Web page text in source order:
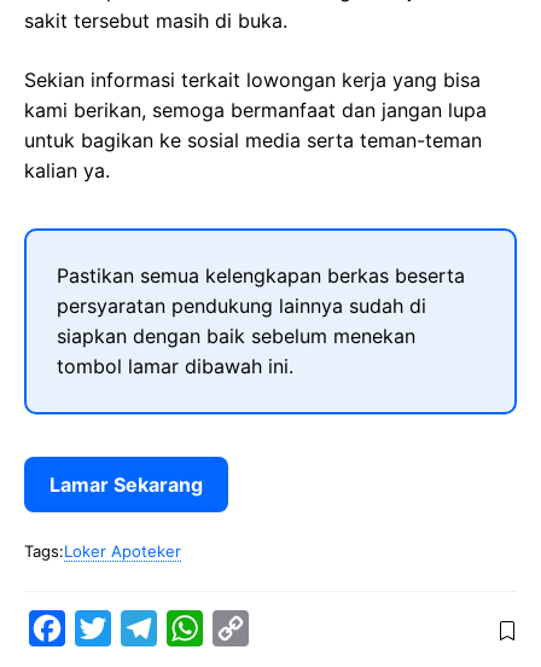
sakit tersebut masih di buka.
Sekian informasi terkait lowongan kerja yang bisa
kami berikan, semoga bermanfaat dan jangan lupa
untuk bagikan ke sosial media serta teman-teman
kalian ya.
Pastikan semua kelengkapan berkas beserta
persyaratan pendukung lainnya sudah di
siapkan dengan baik sebelum menekan
tombol lamar dibawah ini.
Lamar Sekarang
Tags:Loker Apoteker
W